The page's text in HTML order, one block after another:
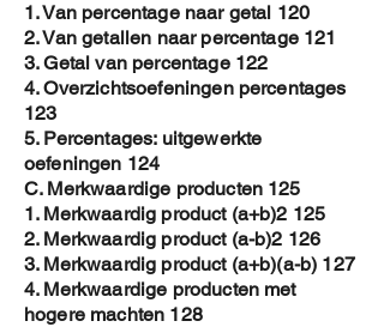
1. Van percentage naar getal 120
2. Van getallen naar percentage 121
3. Getal van percentage 122
4. Overzichtsoefeningen percentages
123
5. Percentages: uitgewerkte
oefeningen 124
C. Merkwaardige producten 125
1. Merkwaardig product (a+b)2 125
2. Merkwaardig product (a-b)2 126
3. Merkwaardig product (a+b)(a-b) 127
4. Merkwaardige producten met
hogere machten 128